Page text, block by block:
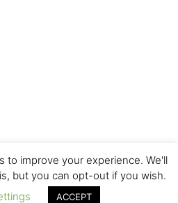
to improve your experience. We'll
but you can opt-out if you wish.
ACCEPT